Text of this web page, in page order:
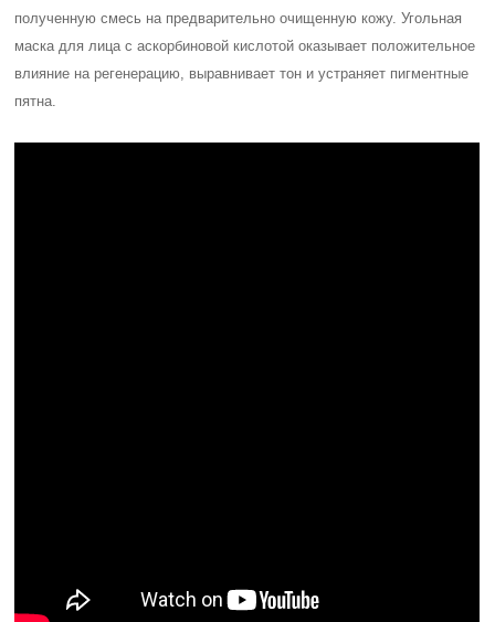
полученную смесь на предварительно очищенную кожу. Угольная
маска для лица с аскорбиновой кислотой оказывает положительное
влияние на регенерацию, выравнивает тон и устраняет пигментные
пятна.